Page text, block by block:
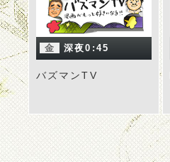
金 深夜0:45
バズマンTV